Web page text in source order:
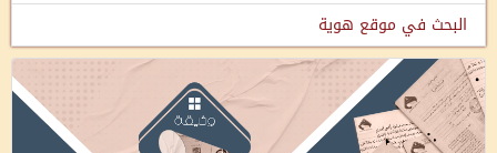
البحث في موقع هوية